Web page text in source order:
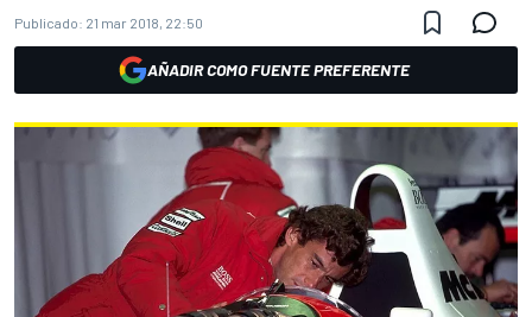
Publicado: 21 mar 2018, 22:50
AÑADIR COMO FUENTE PREFERENTE